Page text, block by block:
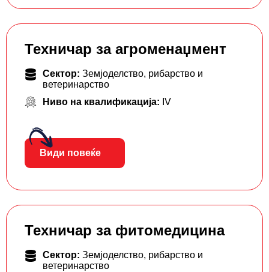
Техничар за агроменаџмент
Сектор: Земјоделство, рибарство и
ветеринарство
Ниво на квалификација: IV
Види повеќе
Техничар за фитомедицина
Сектор: Земјоделство, рибарство и
ветеринарство